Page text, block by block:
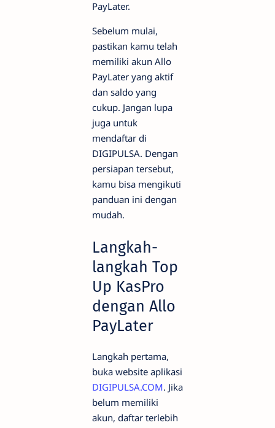
PayLater.
Sebelum mulai,
pastikan kamu telah
memiliki akun Allo
PayLater yang aktif
dan saldo yang
cukup. Jangan lupa
juga untuk
mendaftar di
DIGIPULSA. Dengan
persiapan tersebut,
kamu bisa mengikuti
panduan ini dengan
mudah.
Langkah-
langkah Top
Up KasPro
dengan Allo
PayLater
Langkah pertama,
buka website aplikasi
DIGIPULSA.COM. Jika
belum memiliki
akun, daftar terlebih